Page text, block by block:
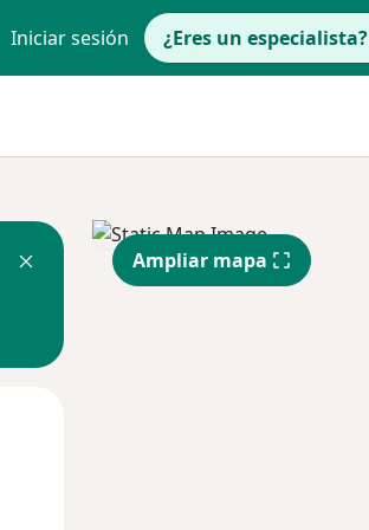
Iniciar sesión ¿Eres un especialista?
Ampliar mapa